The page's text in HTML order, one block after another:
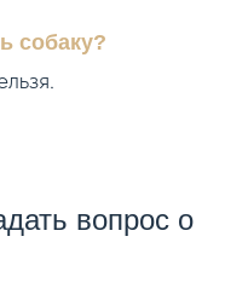
собаку?
вопрос о